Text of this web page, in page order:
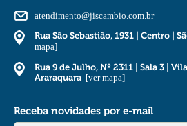
atendimento@jiscambio.com.br
Rua São Sebastião, 1931 | Centro |
mapa]
Rua 9 de Julho, Nº 2311 | Sala 3 |
Araraquara [ver mapa]
Receba novidades por e-mail